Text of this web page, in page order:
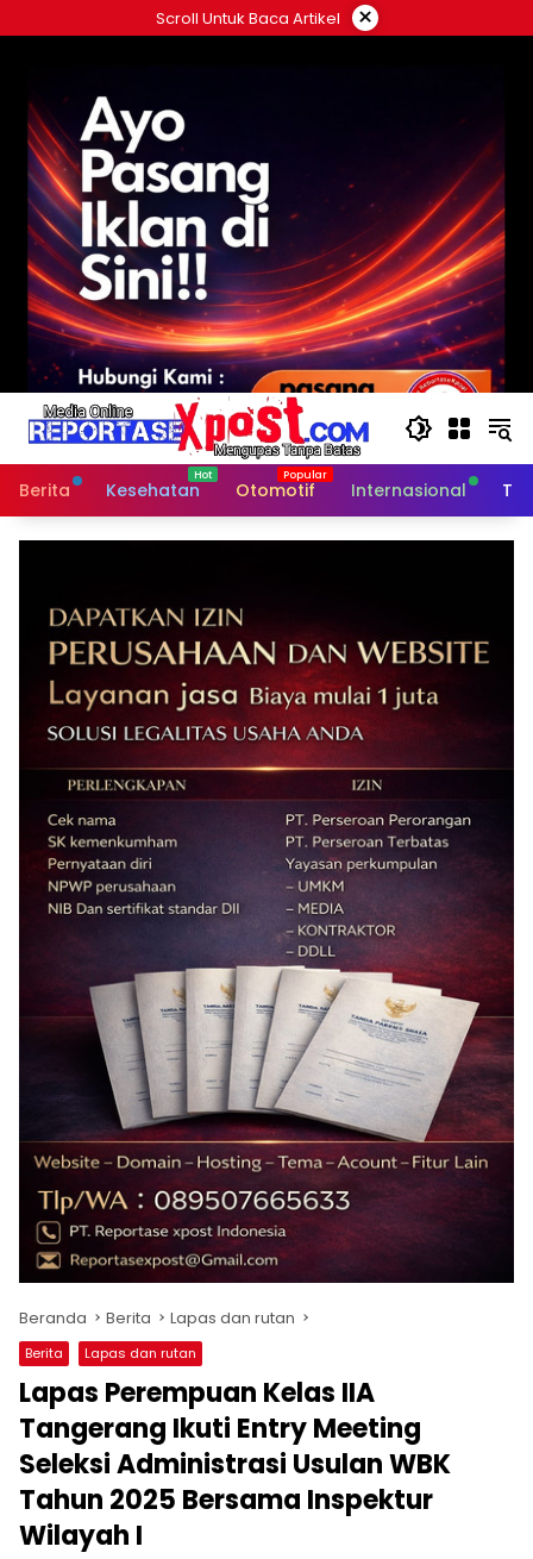
ke
Scroll Untuk Baca Artikel ×
Berita Kesehatan Otomotif Internasional
Beranda Berita Lapas dan rutan
Berita Lapas dan rutan
Lapas Perempuan Kelas IIA
Tangerang Ikuti Entry Meeting
Seleksi Administrasi Usulan WBK
Tahun 2025 Bersama Inspektur
Wilayah I